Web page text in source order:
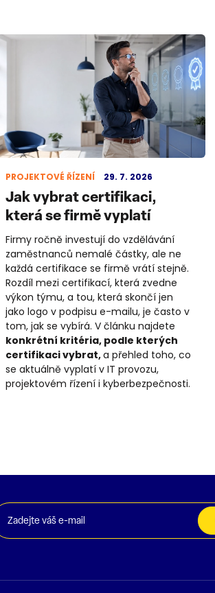
PROJEKTOVÉ ŘÍZENÍ 29. 7. 2026
Jak vybrat certifikaci,
která se firmě vyplatí
Firmy ročně investují do vzdělávání
zaměstnanců nemalé částky, ale ne
každá certifikace se firmě vrátí stejně.
Rozdíl mezi certifikací, která zvedne
výkon týmu, a tou, která skončí jen
jako logo v podpisu e-mailu, je často v
tom, jak se vybírá. V článku najdete
konkrétní kritéria, podle kterých
certifikaci vybrat,a přehled toho, co
se aktuálně vyplatí v IT provozu,
projektovém řízení i kyberbezpečnosti.